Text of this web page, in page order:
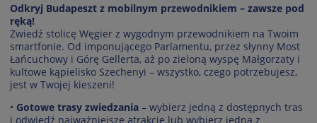
Odkryj Budapeszt z mobilnym przewodnikiem – zawsze pod
ręką!
Zwiedź stolicę Węgier z wygodnym przewodnikiem na Twoim
smartfonie. Od imponującego Parlamentu, przez słynny Most
Łańcuchowy i Górę Gellerta, aż po zieloną wyspę Małgorzaty i
kultowe kąpielisko Szechenyi – wszystko, czego potrzebujesz,
jest w Twojej kieszeni!
• Gotowe trasy zwiedzania – wybierz jedną z dostępnych tras
i odwiedź najważniejsze atrakcje lub wybierz jedną z